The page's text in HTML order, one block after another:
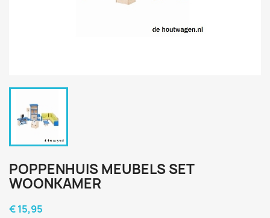
POPPENHUIS MEUBELS SET
WOONKAMER
€ 15,95